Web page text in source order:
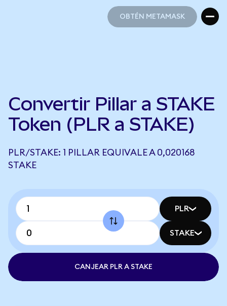
OBTÉN METAMASK
Convertir Pillar a STAKE
Token (PLR a STAKE)
PLR/STAKE: 1 PILLAR EQUIVALE A 0,020168
STAKE
PLR
STAKE
CANJEAR PLR A STAKE